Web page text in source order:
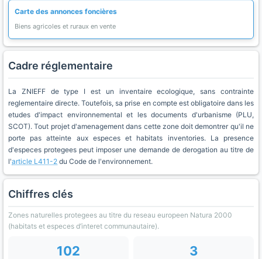
Carte des annonces foncières
Biens agricoles et ruraux en vente
Cadre réglementaire
La ZNIEFF de type I est un inventaire ecologique, sans contrainte
reglementaire directe. Toutefois, sa prise en compte est obligatoire dans les
etudes d'impact environnemental et les documents d'urbanisme (PLU,
SCOT). Tout projet d'amenagement dans cette zone doit demontrer qu'il ne
porte pas atteinte aux especes et habitats inventories. La presence
d'especes protegees peut imposer une demande de derogation au titre de
l'article L411-2 du Code de l'environnement.
Chiffres clés
Zones naturelles protegees au titre du reseau europeen Natura 2000
(habitats et especes d’interet communautaire).
102 3